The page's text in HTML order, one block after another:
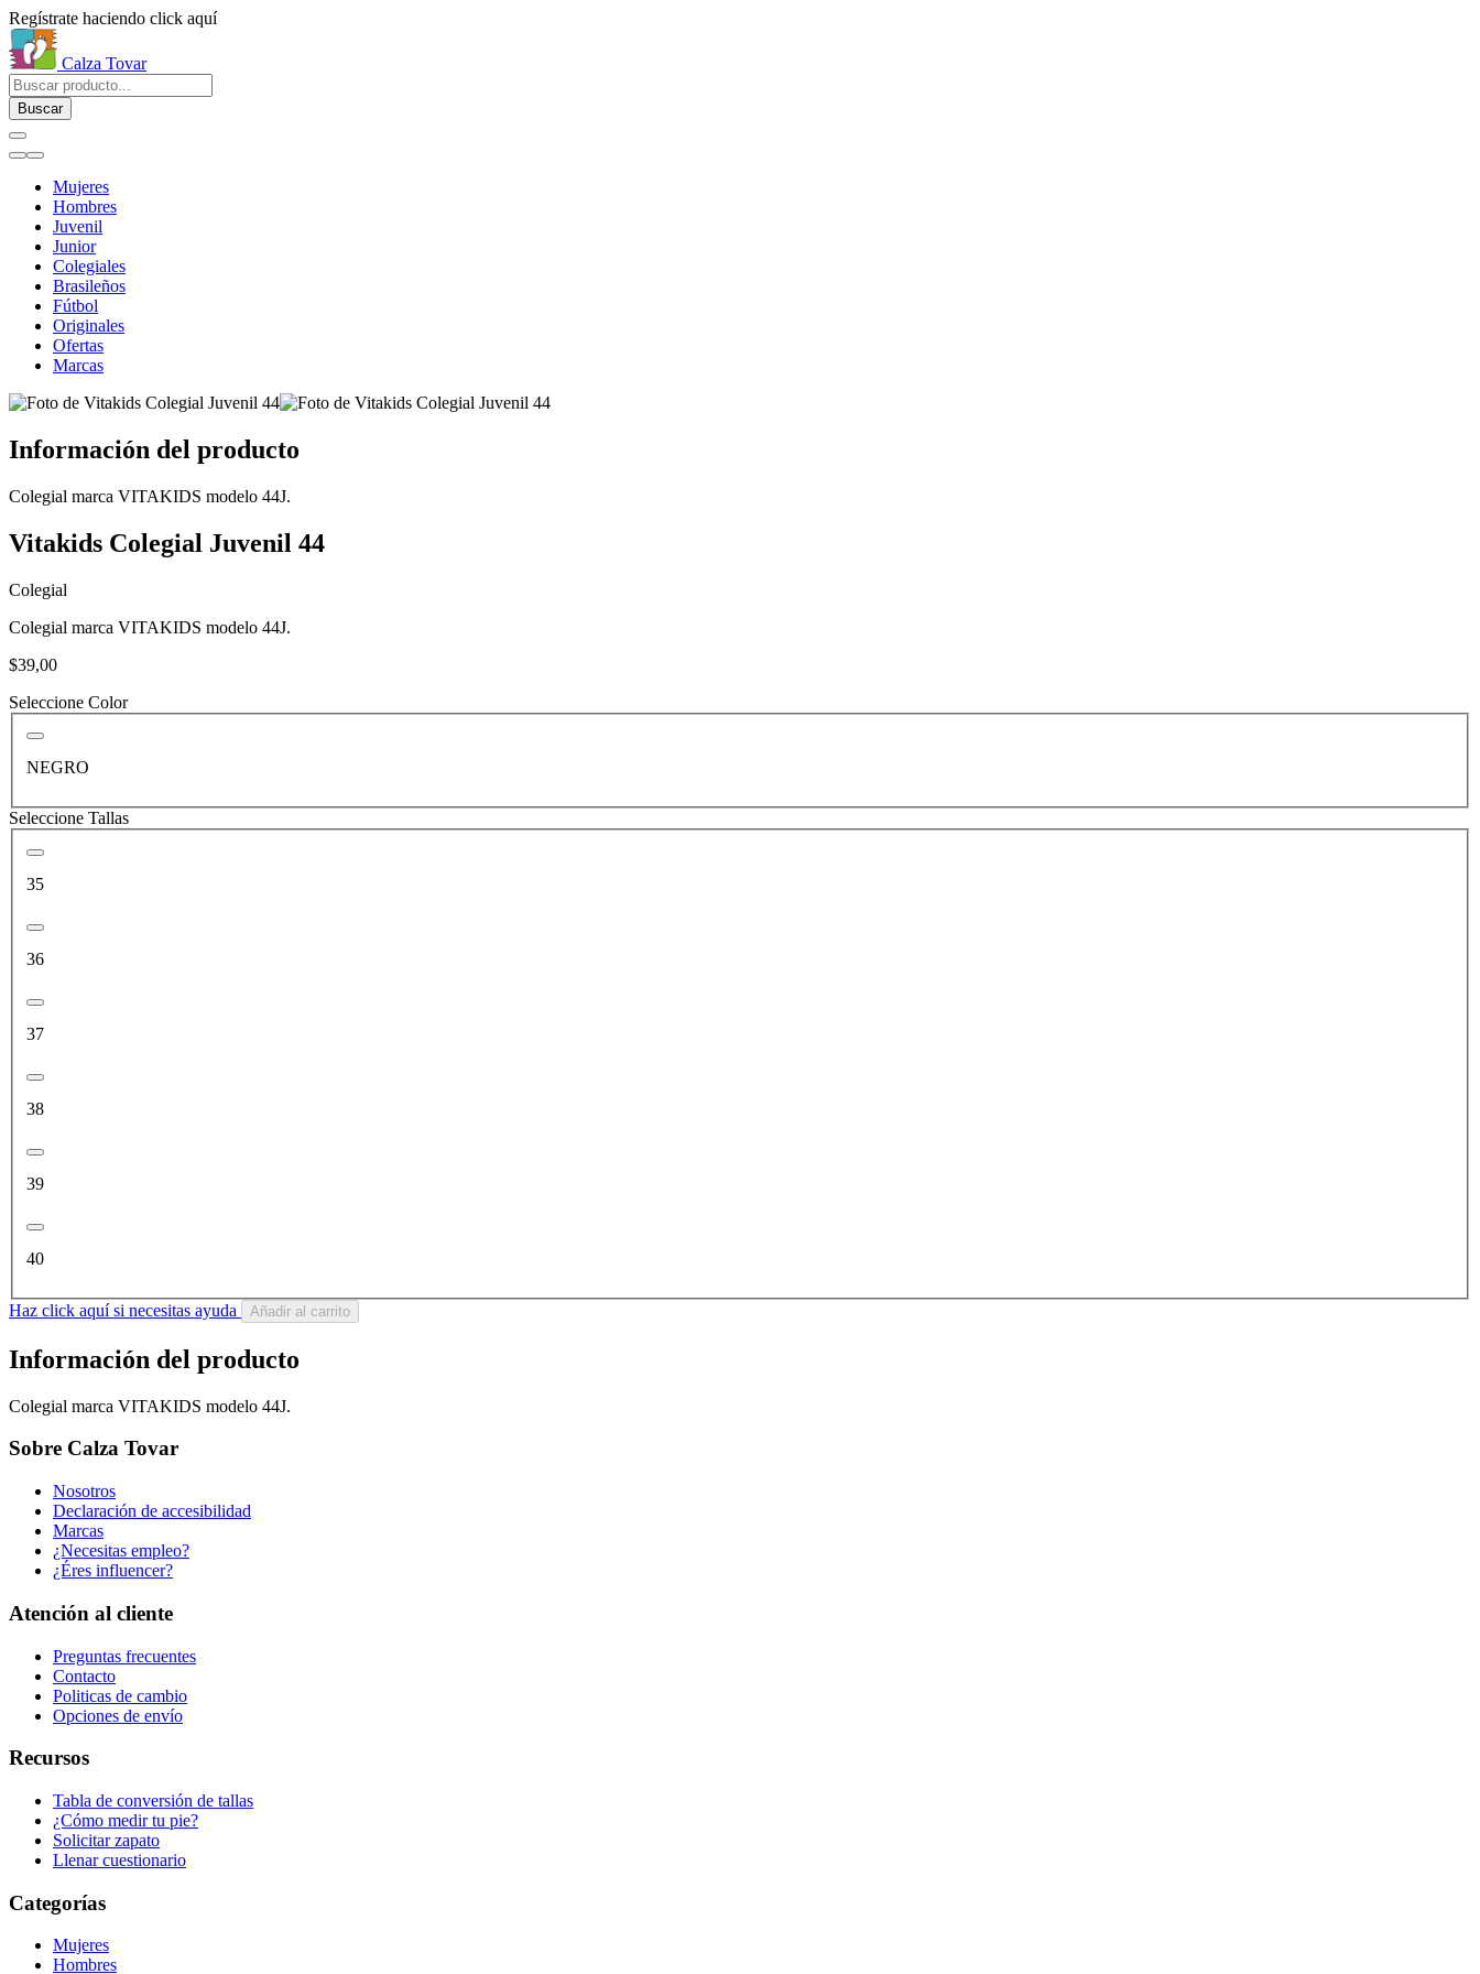
Regístrate haciendo click aquí
Calza Tovar
Buscar
Mujeres
Hombres
Juvenil
Junior
Colegiales
Brasileños
Fútbol
Originales
Ofertas
Marcas
Información del producto
Colegial marca VITAKIDS modelo 44J.
Vitakids Colegial Juvenil 44
Colegial
Colegial marca VITAKIDS modelo 44J.
$39,00
Seleccione Color
NEGRO
Seleccione Tallas
35
36
37
38
39
40
Haz click aquí si necesitas ayuda Añadir al carrito
Información del producto
Colegial marca VITAKIDS modelo 44J.
Sobre Calza Tovar
Nosotros
Declaración de accesibilidad
Marcas
¿Necesitas empleo?
¿Éres influencer?
Atención al cliente
Preguntas frecuentes
Contacto
Politicas de cambio
Opciones de envío
Recursos
Tabla de conversión de tallas
¿Cómo medir tu pie?
Solicitar zapato
Llenar cuestionario
Categorías
Mujeres
Hombres